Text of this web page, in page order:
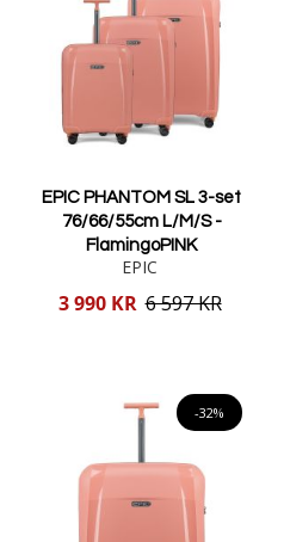
EPIC PHANTOM SL 3-set
76/66/55cm L/M/S -
FlamingoPINK
EPIC
Reducerat
3 990 KR 6 597 KR
-32%